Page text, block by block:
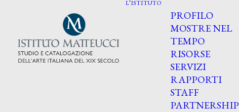
L’ISTITUTO
PROFILO
MOSTRE NEL
TEMPO
RISORSE
SERVIZI
RAPPORTI
STAFF
PARTNERSHIP